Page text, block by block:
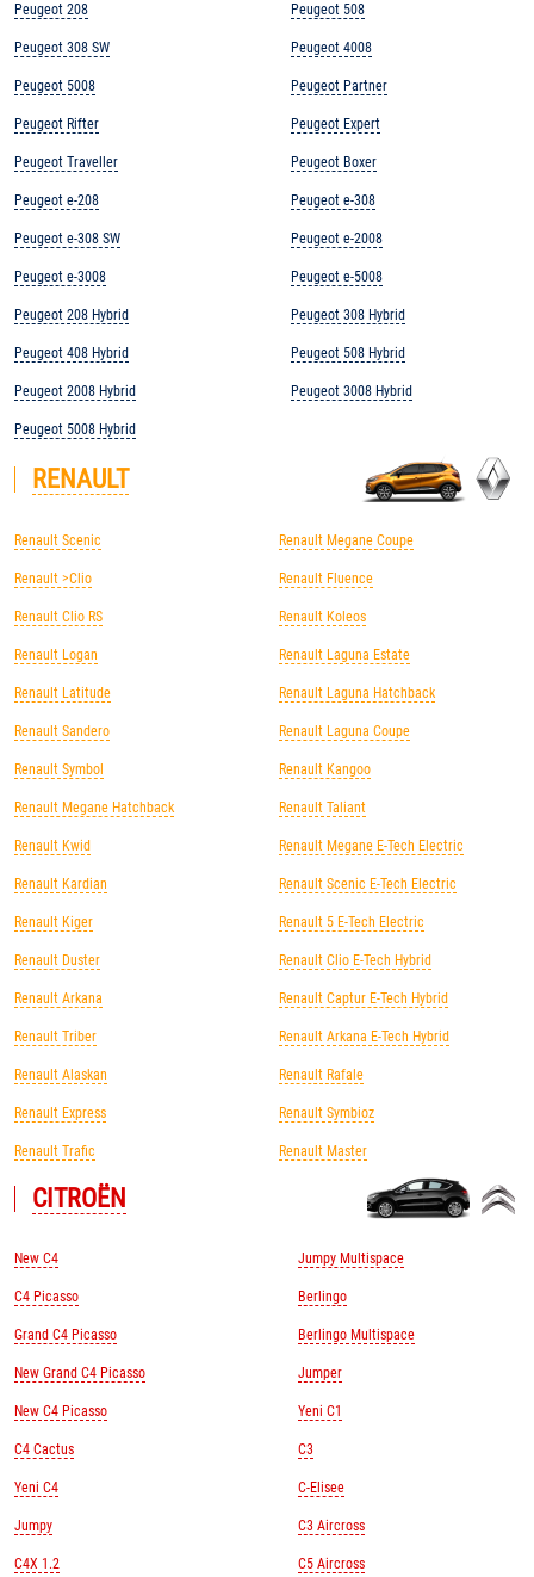
Peugeot 208
Peugeot 308 SW
Peugeot 5008
Peugeot Rifter
Peugeot Traveller
Peugeot e-208
Peugeot e-308 SW
Peugeot e-3008
Peugeot 208 Hybrid
Peugeot 408 Hybrid
Peugeot 2008 Hybrid
Peugeot 5008 Hybrid
Peugeot 508
Peugeot 4008
Peugeot Partner
Peugeot Expert
Peugeot Boxer
Peugeot e-308
Peugeot e-2008
Peugeot e-5008
Peugeot 308 Hybrid
Peugeot 508 Hybrid
Peugeot 3008 Hybrid
RENAULT
Renault Scenic
Renault >Clio
Renault Clio RS
Renault Logan
Renault Latitude
Renault Sandero
Renault Symbol
Renault Megane Hatchback
Renault Kwid
Renault Kardian
Renault Kiger
Renault Duster
Renault Arkana
Renault Triber
Renault Alaskan
Renault Express
Renault Trafic
Renault Megane Coupe
Renault Fluence
Renault Koleos
Renault Laguna Estate
Renault Laguna Hatchback
Renault Laguna Coupe
Renault Kangoo
Renault Taliant
Renault Megane E-Tech Electric
Renault Scenic E-Tech Electric
Renault 5 E-Tech Electric
Renault Clio E-Tech Hybrid
Renault Captur E-Tech Hybrid
Renault Arkana E-Tech Hybrid
Renault Rafale
Renault Symbioz
Renault Master
CITROЁN
New C4
C4 Picasso
Grand C4 Picasso
New Grand C4 Picasso
New C4 Picasso
C4 Cactus
Yeni C4
Jumpy
C4X 1.2
Jumpy Multispace
Berlingo
Berlingo Multispace
Jumper
Yeni C1
C3
C-Elisee
C3 Aircross
C5 Aircross